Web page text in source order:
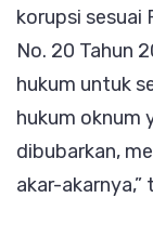
korupsi sesuai
No. 20 Tahun
hukum untuk
hukum oknum
dibubarkan,
akar-akarnya,”